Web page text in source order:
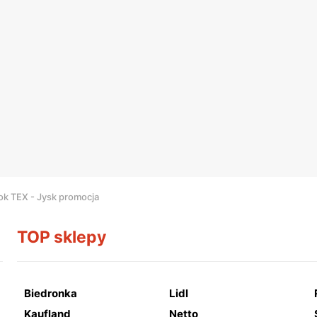
TEX - Jysk promocja
TOP sklepy
Biedronka Lidl
Kaufland
Netto